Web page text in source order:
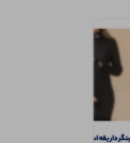
دار یقه اسکی (پک 3 عددی)